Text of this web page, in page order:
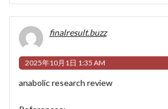
finalresult.buzz
2025年10月1日 1:35 AM
anabolic research review